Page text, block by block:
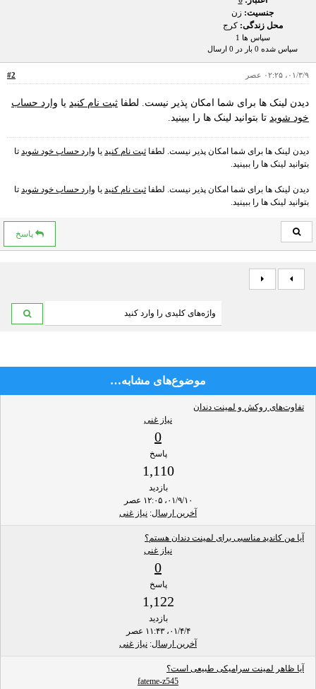
جنسیت: زن
محل زندگی: کرج
سپاس ها 1
سپاس شده 0 بار در 0 ارسال
#2 ۰۱/۳/۹، ۰۲:۲۵ عصر
دیدن لینک ها برای شما امکان پذیر نیست. لطفا ثبت نام کنید یا وارد حساب
خود شوید تا بتوانید لینک ها را ببینید.
دیدن لینک ها برای شما امکان پذیر نیست. لطفا ثبت نام کنید یا وارد حساب خود شوید تا
بتوانید لینک ها را ببینید.
دیدن لینک ها برای شما امکان پذیر نیست. لطفا ثبت نام کنید یا وارد حساب خود شوید تا
بتوانید لینک ها را ببینید.
پاسخ
موضوع‌های مشابه…
تفاوت‌های روکش و لمینت دندان
نیاز غنی
0
پاسخ
1,110
بازدید
۰۱/۹/۱۰، ۱۲:۰۵ عصر
آخرین ارسال: نیاز غنی
آیا من کاندید مناسبی برای لمینت دندان هستم؟
نیاز غنی
0
پاسخ
1,122
بازدید
۰۱/۴/۴، ۱۱:۴۳ عصر
آخرین ارسال: نیاز غنی
آیا ظاهر لمینت سرامیکی طبیعی است؟
fateme-z545